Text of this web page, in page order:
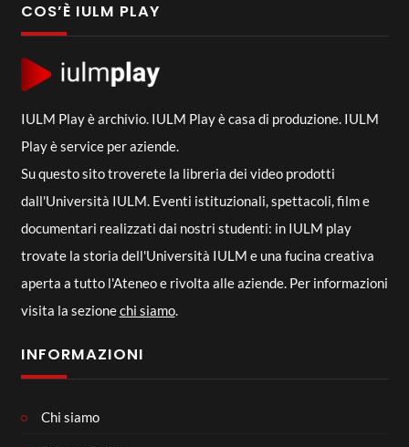
COS’È IULM PLAY
IULM Play è archivio. IULM Play è casa di produzione. IULM
Play è service per aziende.
Su questo sito troverete la libreria dei video prodotti
dall'Università IULM. Eventi istituzionali, spettacoli, film e
documentari realizzati dai nostri studenti: in IULM play
trovate la storia dell'Università IULM e una fucina creativa
aperta a tutto l'Ateneo e rivolta alle aziende. Per informazioni
visita la sezionechi siamo.
INFORMAZIONI
Chi siamo